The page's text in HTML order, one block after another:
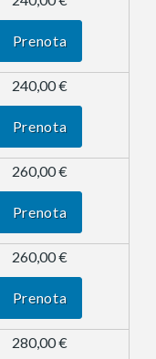
Prenota
240,00 €
Prenota
260,00 €
Prenota
260,00 €
Prenota
280,00 €